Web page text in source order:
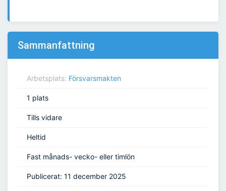
Sammanfattning
Arbetsplats: Försvarsmakten
1 plats
Tills vidare
Heltid
Fast månads- vecko- eller timlön
Publicerat: 11 december 2025